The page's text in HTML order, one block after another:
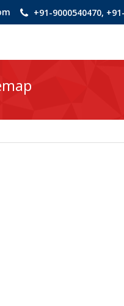
+91-9000540470,